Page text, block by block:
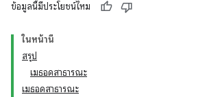
ข้อมูลนี้มีประโยชน์ไหม
ในหน้านี้
สรุป
เมธอดสาธารณะ
เมธอดสาธารณะ